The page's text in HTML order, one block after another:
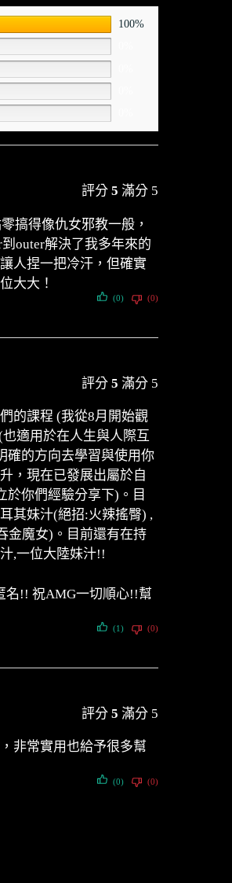
100%
評分5 滿分 5
搞得像仇女邪教一般，
outer解決了我多年來的
人捏一把冷汗，但確實
大大！
(0) (0)
評分5 滿分 5
的課程 (我從8月開始觀
適用於在人生與人際互
確的方向去學習與使用你
，現在已發展出屬於自
於你們經驗分享下)。目
其妹汁(絕招:火辣搖臀) ,
金魔女)。目前還有在持
,一位大陸妹汁!!
名!! 祝AMG一切順心!!幫
(1) (0)
評分5 滿分 5
非常實用也給予很多幫
(0) (0)